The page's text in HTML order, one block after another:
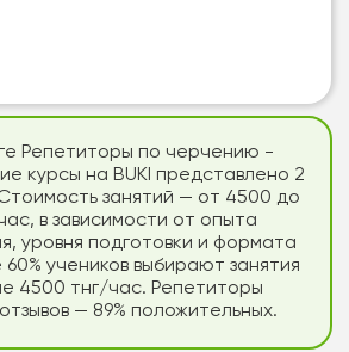
Репетиторы по черчению -
курсы на BUKI представлено 2
занятий — от 4500 до
в зависимости от опыта
уровня подготовки и формата
учеников выбирают занятия
4500 тнг/час. Репетиторы
— 89% положительных.